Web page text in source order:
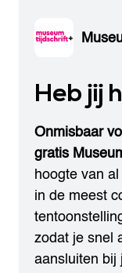
Heb jij
Onmisbaar
gratis
hoogte van
in de meest
zodat je snel
aansluiten bij